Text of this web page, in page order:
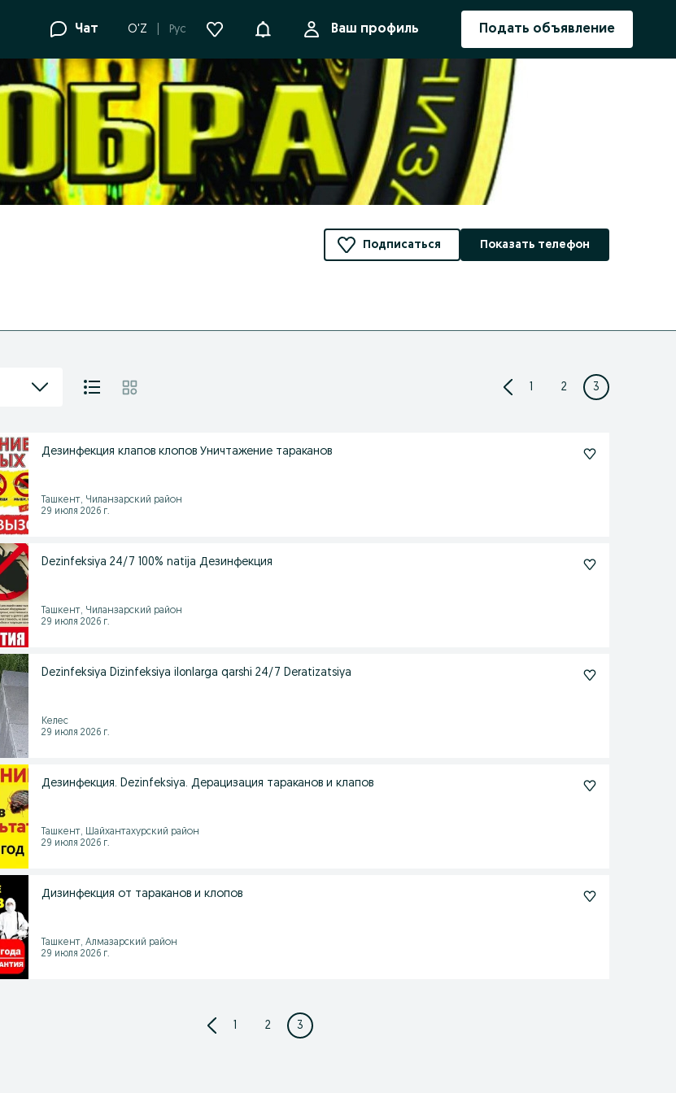
Чат O'Z Рус УведомленияВаш профиль Подать объявление
Подписаться Показать телефон
1 2 3
Дезинфекция клапов клопов Уничтажение тараканов
Ташкент, Чиланзарский район
29 июля 2026 г.
Dezinfeksiya 24/7 100% natija Дезинфекция
Ташкент, Чиланзарский район
29 июля 2026 г.
Dezinfeksiya Dizinfeksiya ilonlarga qarshi 24/7 Deratizatsiya
Келес
29 июля 2026 г.
Дезинфекция. Dezinfeksiya. Дерацизация тараканов и клапов
Ташкент, Шайхантахурский район
29 июля 2026 г.
Дизинфекция от тараканов и клопов
Ташкент, Алмазарский район
29 июля 2026 г.
1 2 3